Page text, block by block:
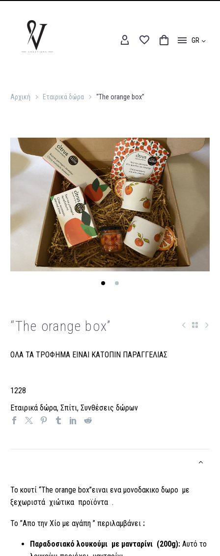
GR
Αρχική Εταιρικά δώρα “The orange box”
“The orange box”
ΟΛΑ ΤΑ ΤΡΟΦΗΜΑ ΕΙΝΑΙ ΚΑΤΟΠΙΝ ΠΑΡΑΓΓΕΛΙΑΣ
1228
Εταιρικά δώρα, Σπίτι, Συνθέσεις δώρων
Το κουτί “The orange box”ειναι ενα μονοδακικο δωρο με
ξεχωριστά χιώτικα προϊόντα .
Το ”Απο την Χίο με αγάπη ” περιλαμβάνει :
Παραδοσιακό λουκούμι με μανταρίνι (200g): Αυτό το